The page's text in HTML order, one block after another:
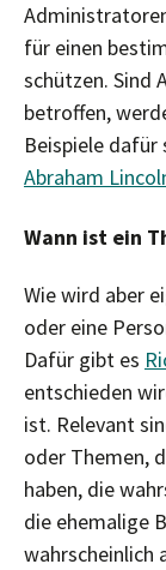
für einen
schützen. Sind
betroffen,
Beispiele dafür
Abraham
Wann ist ein
Wie wird aber
oder eine
Dafür gibt es
entschieden
ist. Relevant
oder Themen,
haben, die
die ehemalige
wahrscheinlich